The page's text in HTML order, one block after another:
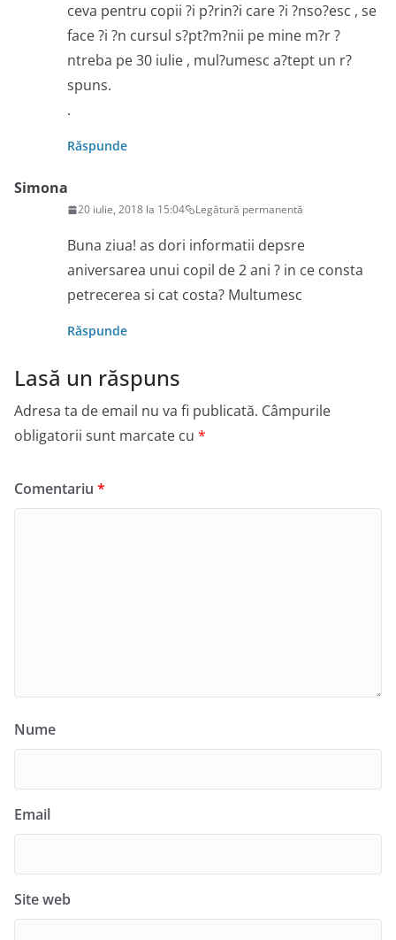
ceva pentru copii ?i p?rin?i care ?i ?nso?esc , se
face ?i ?n cursul s?pt?m?nii pe mine m?r ?
ntreba pe 30 iulie , mul?umesc a?tept un r?
spuns.
.
Răspunde
Simona
20 iulie, 2018 la 15:04 Legătură permanentă
Buna ziua! as dori informatii depsre
aniversarea unui copil de 2 ani ? in ce consta
petrecerea si cat costa? Multumesc
Răspunde
Lasă un răspuns
Adresa ta de email nu va fi publicată. Câmpurile
obligatorii sunt marcate cu *
Comentariu *
Nume
Email
Site web